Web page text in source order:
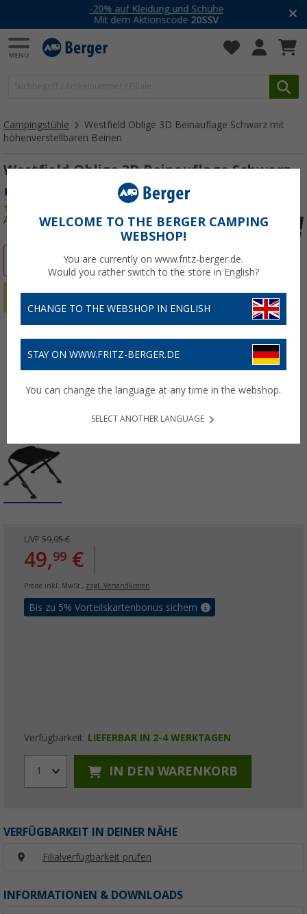
-20% auf Kleidung und Schuhe
Mit dem Aktionscode 20SSV
Campingstühle
Westfield Oblige 3D Beinauflage Schwarz mit
höhenverstellbaren Beinen
Westfield Oblige 3D Beinauflage Schwarz
mit höhenverstellbaren Beinen
Art.-Nr.: 733650
UVP 59,95 €
49,99 €
Preise inkl. MwSt., zzgl. Versandkosten
Bis zu 5% Vorteilskartenbonus sichern
Verfügbarkeit: LIEFERBAR IN 2-4 WERKTAGEN
1 IN DEN WARENKORB
VERFÜGBARKEIT IN DEINER NÄHE
Filialverfügbarkeit prüfen
INFORMATIONEN & DOWNLOADS
WELCOME TO THE BERGER CAMPING
WEBSHOP!
You are currently on www.fritz-berger.de.
Would you rather switch to the store in English?
CHANGE TO THE WEBSHOP IN ENGLISH
STAY ON WWW.FRITZ-BERGER.DE
You can change the language at any time in the webshop.
SELECT ANOTHER LANGUAGE